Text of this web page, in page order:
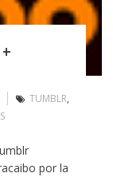
TUMBLR,
por la